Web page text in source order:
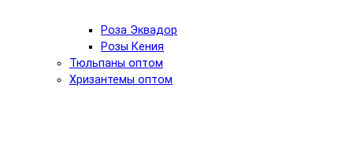
Роза Эквадор
Розы Кения
Тюльпаны оптом
Хризантемы оптом